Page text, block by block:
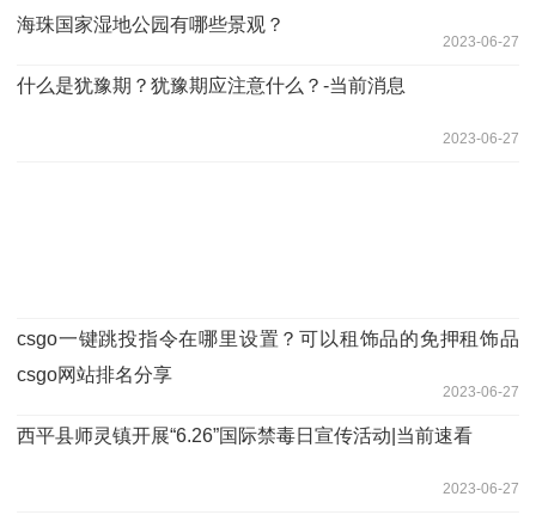
海珠国家湿地公园有哪些景观？
2023-06-27
什么是犹豫期？犹豫期应注意什么？-当前消息
2023-06-27
csgo一键跳投指令在哪里设置？可以租饰品的免押租饰品
csgo网站排名分享
2023-06-27
​西平县师灵镇开展“6.26”国际禁毒日宣传活动|当前速看
2023-06-27